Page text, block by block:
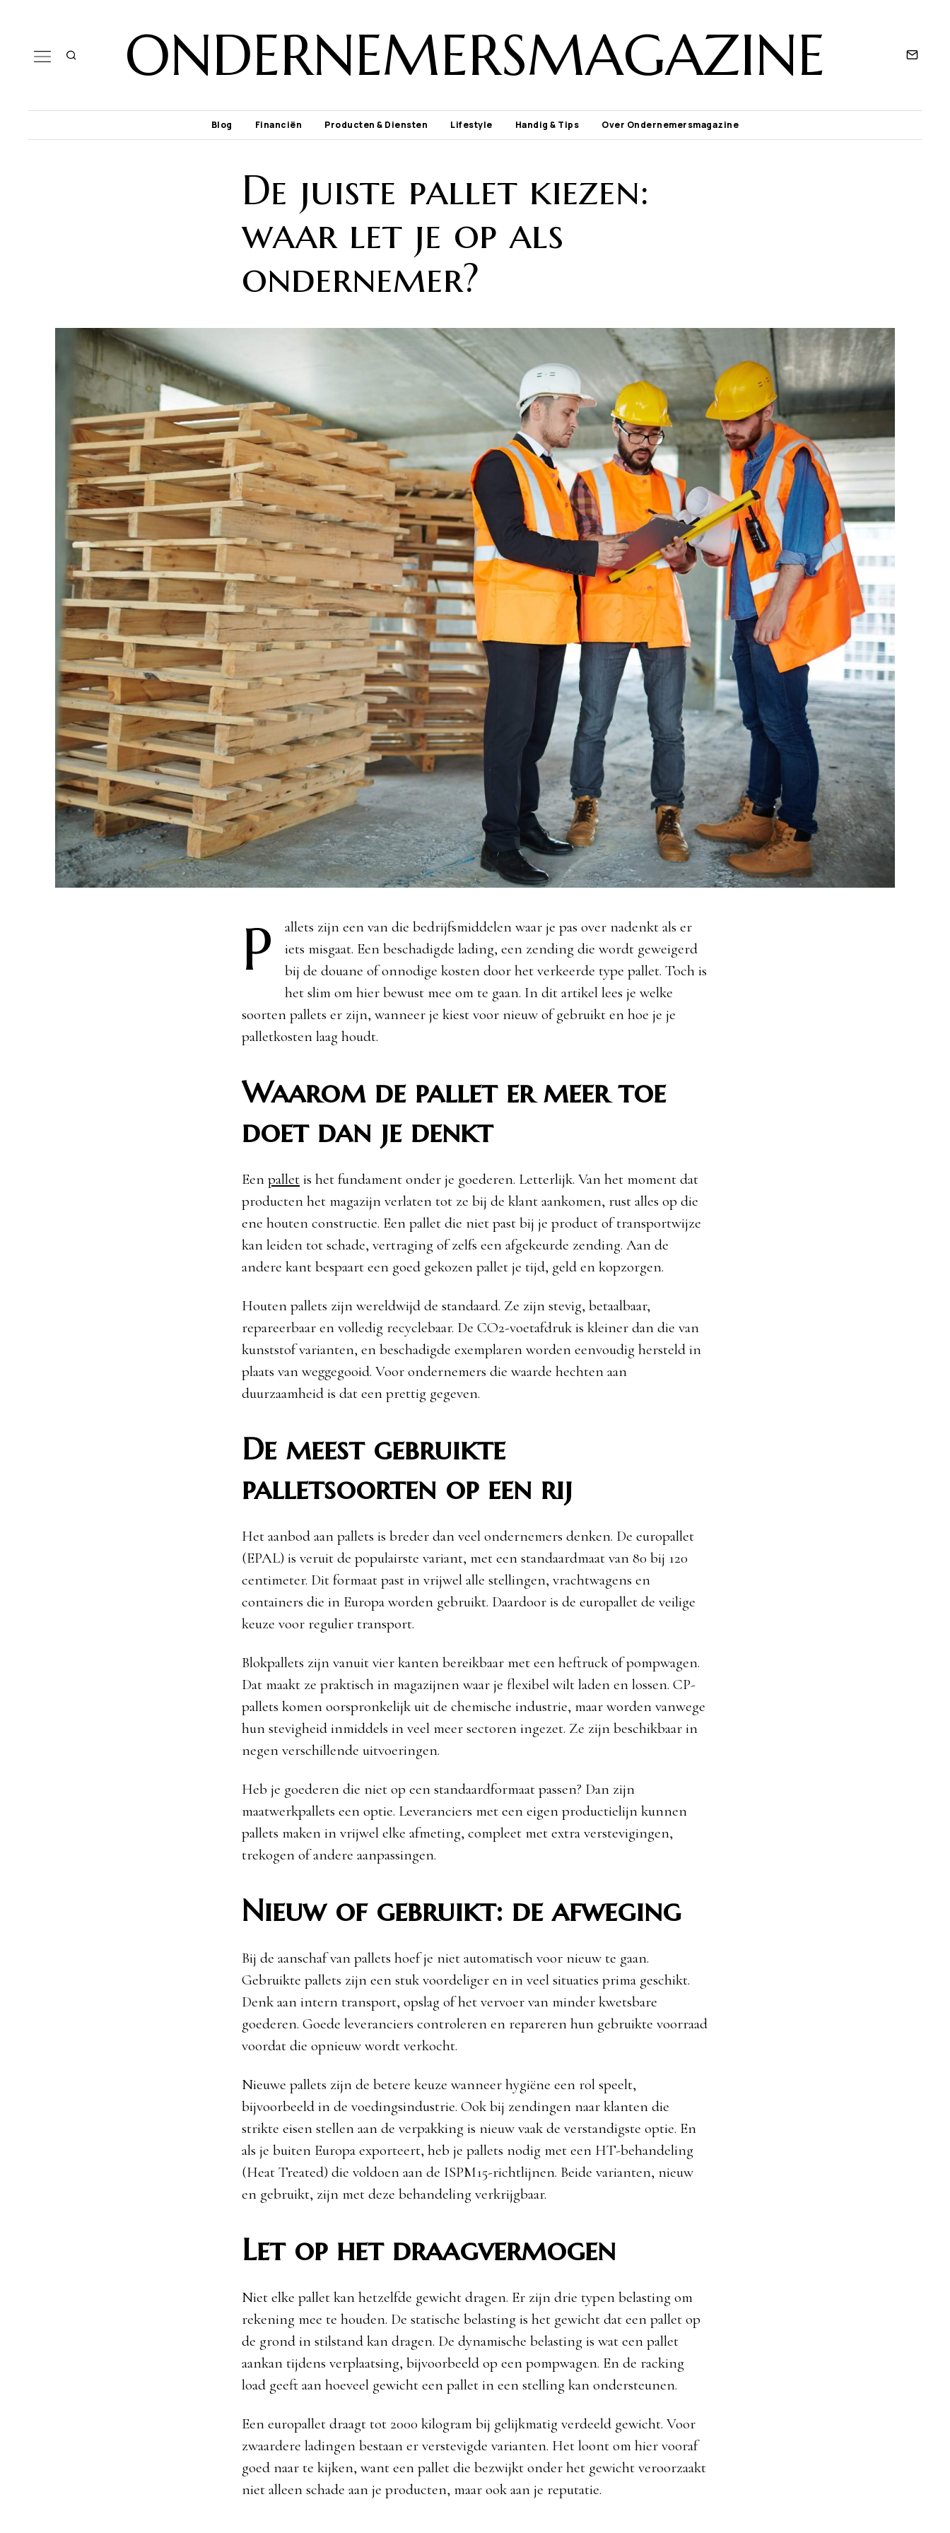
ONDERNEMERSMAGAZINE
Blog Financiën Producten & Diensten Lifestyle Handig & Tips Over Ondernemersmagazine
De juiste pallet kiezen:
waar let je op als
ondernemer?
P
allets zijn een van die bedrijfsmiddelen waar je pas over nadenkt als er
iets misgaat. Een beschadigde lading, een zending die wordt geweigerd
bij de douane of onnodige kosten door het verkeerde type pallet. Toch is
het slim om hier bewust mee om te gaan. In dit artikel lees je welke
soorten pallets er zijn, wanneer je kiest voor nieuw of gebruikt en hoe je je
palletkosten laag houdt.
Waarom de pallet er meer toe
doet dan je denkt
Een palletis het fundament onder je goederen. Letterlijk. Van het moment dat
producten het magazijn verlaten tot ze bij de klant aankomen, rust alles op die
ene houten constructie. Een pallet die niet past bij je product of transportwijze
kan leiden tot schade, vertraging of zelfs een afgekeurde zending. Aan de
andere kant bespaart een goed gekozen pallet je tijd, geld en kopzorgen.
Houten pallets zijn wereldwijd de standaard. Ze zijn stevig, betaalbaar,
repareerbaar en volledig recyclebaar. De CO2-voetafdruk is kleiner dan die van
kunststof varianten, en beschadigde exemplaren worden eenvoudig hersteld in
plaats van weggegooid. Voor ondernemers die waarde hechten aan
duurzaamheid is dat een prettig gegeven.
De meest gebruikte
palletsoorten op een rij
Het aanbod aan pallets is breder dan veel ondernemers denken. De europallet
(EPAL) is veruit de populairste variant, met een standaardmaat van 80 bij 120
centimeter. Dit formaat past in vrijwel alle stellingen, vrachtwagens en
containers die in Europa worden gebruikt. Daardoor is de europallet de veilige
keuze voor regulier transport.
Blokpallets zijn vanuit vier kanten bereikbaar met een heftruck of pompwagen.
Dat maakt ze praktisch in magazijnen waar je flexibel wilt laden en lossen. CP-
pallets komen oorspronkelijk uit de chemische industrie, maar worden vanwege
hun stevigheid inmiddels in veel meer sectoren ingezet. Ze zijn beschikbaar in
negen verschillende uitvoeringen.
Heb je goederen die niet op een standaardformaat passen? Dan zijn
maatwerkpallets een optie. Leveranciers met een eigen productielijn kunnen
pallets maken in vrijwel elke afmeting, compleet met extra verstevigingen,
trekogen of andere aanpassingen.
Nieuw of gebruikt: de afweging
Bij de aanschaf van pallets hoef je niet automatisch voor nieuw te gaan.
Gebruikte pallets zijn een stuk voordeliger en in veel situaties prima geschikt.
Denk aan intern transport, opslag of het vervoer van minder kwetsbare
goederen. Goede leveranciers controleren en repareren hun gebruikte voorraad
voordat die opnieuw wordt verkocht.
Nieuwe pallets zijn de betere keuze wanneer hygiëne een rol speelt,
bijvoorbeeld in de voedingsindustrie. Ook bij zendingen naar klanten die
strikte eisen stellen aan de verpakking is nieuw vaak de verstandigste optie. En
als je buiten Europa exporteert, heb je pallets nodig met een HT-behandeling
(Heat Treated) die voldoen aan de ISPM15-richtlijnen. Beide varianten, nieuw
en gebruikt, zijn met deze behandeling verkrijgbaar.
Let op het draagvermogen
Niet elke pallet kan hetzelfde gewicht dragen. Er zijn drie typen belasting om
rekening mee te houden. De statische belasting is het gewicht dat een pallet op
de grond in stilstand kan dragen. De dynamische belasting is wat een pallet
aankan tijdens verplaatsing, bijvoorbeeld op een pompwagen. En de racking
load geeft aan hoeveel gewicht een pallet in een stelling kan ondersteunen.
Een europallet draagt tot 2000 kilogram bij gelijkmatig verdeeld gewicht. Voor
zwaardere ladingen bestaan er verstevigde varianten. Het loont om hier vooraf
goed naar te kijken, want een pallet die bezwijkt onder het gewicht veroorzaakt
niet alleen schade aan je producten, maar ook aan je reputatie.